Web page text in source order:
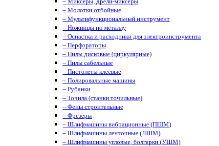
– Молотки отбойные
– Мультифункциональный инструмент
– Ножницы по металлу
– Оснастка и расходники для электроинструмента
– Перфораторы
– Пилы дисковые (циркулярные)
– Пилы сабельные
– Пистолеты клеевые
– Полировальные машины
– Рубанки
– Точила (станки точильные)
– Фены строительные
– Фрезеры
– Шлифмашины вибрационные (ПШМ)
– Шлифмашины ленточные (ЛШМ)
– Шлифмашины угловые, болгарки (УШМ)